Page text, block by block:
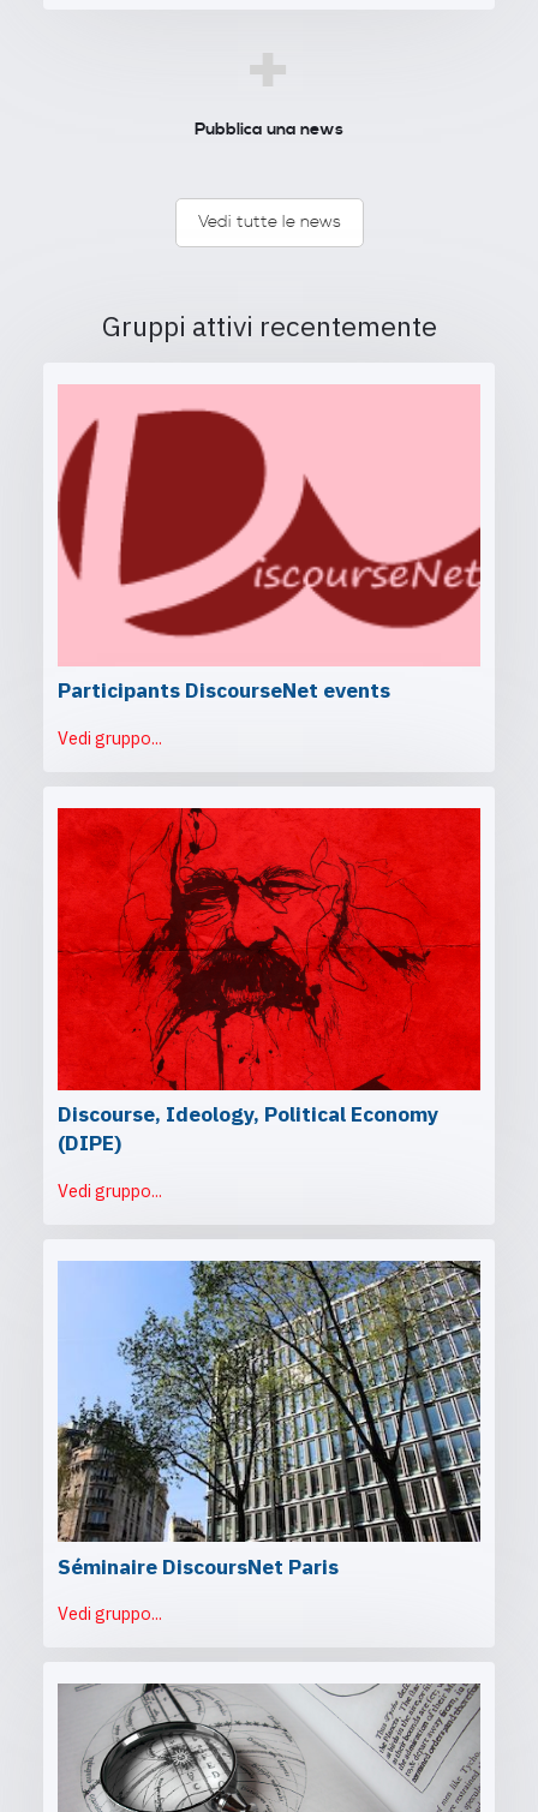
+
Pubblica una news
Vedi tutte le news
Gruppi attivi recentemente
Participants DiscourseNet events
Vedi gruppo...
Discourse, Ideology, Political Economy
(DIPE)
Vedi gruppo...
Séminaire DiscoursNet Paris
Vedi gruppo...